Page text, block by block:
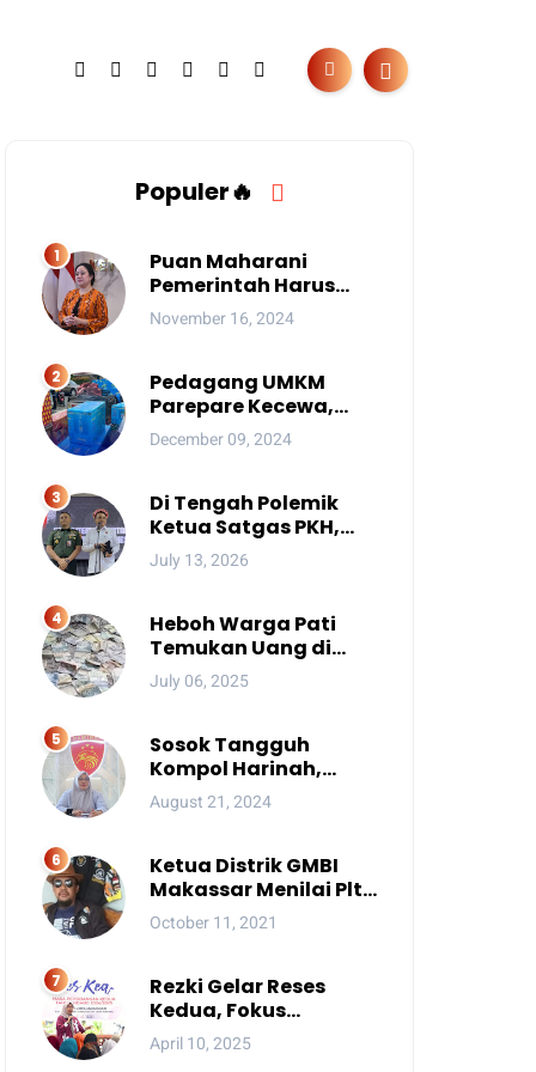
Populer🔥
Puan Maharani
Pemerintah Harus
Berantas Judi Online
Anak
November 16, 2024
Pedagang UMKM
Parepare Kecewa,
Tersingkir karena
Acara Besar
December 09, 2024
Di Tengah Polemik
Ketua Satgas PKH,
Ada Pesan Penting
yang Ditegaskan ke
July 13, 2026
Heboh Warga Pati
Temukan Uang di
Sungai, Netizen Sebut
Fenomena Aneh
July 06, 2025
Sosok Tangguh
Kompol Harinah,
Anak Petani Kini
Perwira Menengah
August 21, 2024
Ketua Distrik GMBI
Makassar Menilai Plt.
Kasatpol PP
Makassar Melanggar
October 11, 2021
Rezki Gelar Reses
Kedua, Fokus
Perbaikan Drainase
April 10, 2025